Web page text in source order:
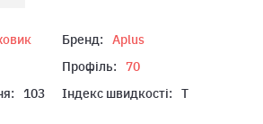
Бренд:
Aplus
Профіль:
70
103 Індекс швидкості: T